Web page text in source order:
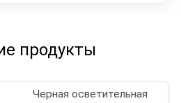
продукты
Черная осветительная